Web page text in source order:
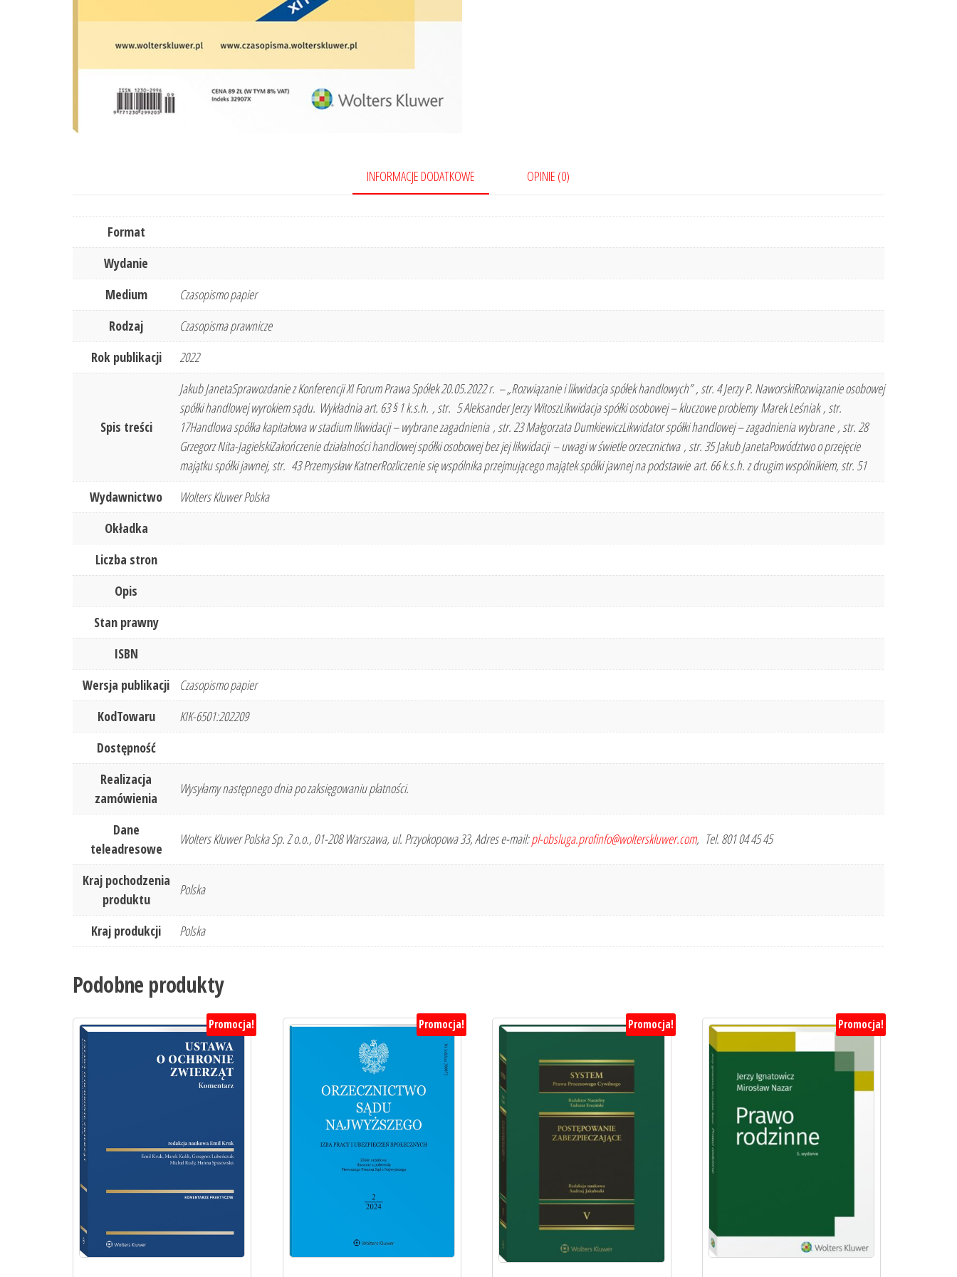
INFORMACJE DODATKOWE OPINIE (0)
Format
Wydanie
Medium
Czasopismo papier
Rodzaj
Czasopisma prawnicze
Rok publikacji
2022
Spis treści
Jakub JanetaSprawozdanie z Konferencji XI Forum Prawa Spółek 20.05.2022 r. – „Rozwiązanie i likwidacja spółek handlowych” , str. 4 Jerzy P. NaworskiRozwiązanie osobowej
spółki handlowej wyrokiem sądu. Wykładnia art. 63 § 1 k.s.h. , str. 5 Aleksander Jerzy WitoszLikwidacja spółki osobowej – kluczowe problemy Marek Leśniak , str.
17Handlowa spółka kapitałowa w stadium likwidacji – wybrane zagadnienia , str. 23 Małgorzata DumkiewiczLikwidator spółki handlowej – zagadnienia wybrane , str. 28
Grzegorz Nita-JagielskiZakończenie działalności handlowej spółki osobowej bez jej likwidacji – uwagi w świetle orzecznictwa , str. 35 Jakub JanetaPowództwo o przejęcie
majątku spółki jawnej, str. 43 Przemysław KatnerRozliczenie się wspólnika przejmującego majątek spółki jawnej na podstawie art. 66 k.s.h. z drugim wspólnikiem, str. 51
Wydawnictwo
Wolters Kluwer Polska
Okładka
Liczba stron
Opis
Stan prawny
ISBN
Wersja publikacji
Czasopismo papier
KodTowaru
KIK-6501:202209
Dostępność
Realizacja
zamówienia
Wysyłamy następnego dnia po zaksięgowaniu płatności.
Dane
teleadresowe
Wolters Kluwer Polska Sp. Z o.o., 01-208 Warszawa, ul. Przyokopowa 33, Adres e-mail:pl-obsluga.profinfo@wolterskluwer.com, Tel. 801 04 45 45
Kraj pochodzenia
produktu
Polska
Kraj produkcji Polska
Podobne produkty
Promocja! Promocja! Promocja! Promocja!